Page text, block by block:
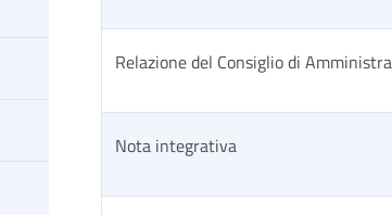
Relazione del Consiglio di
Nota integrativa